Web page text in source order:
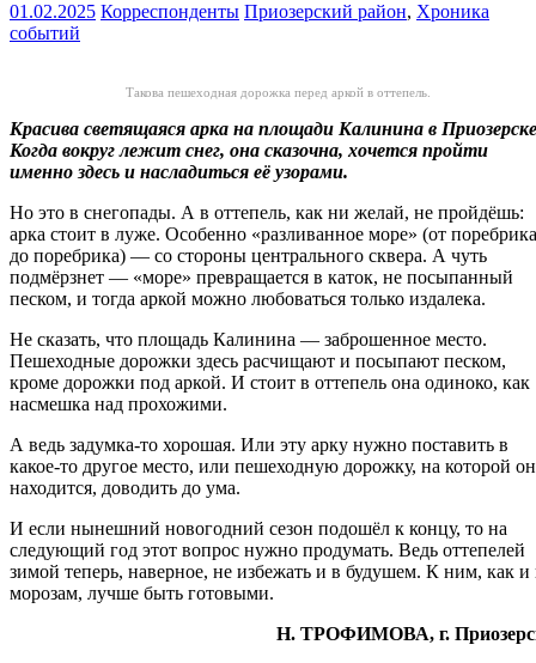
01.02.2025 Корреспонденты Приозерский район, Хроника
событий
Такова пешеходная дорожка перед аркой в оттепель.
Красива светящаяся арка на площади Калинина в
Когда вокруг лежит снег, она сказочна, хочется пройти
именно здесь и насладиться её узорами.
Но это в снегопады. А в оттепель, как ни желай, не пройдёшь:
арка стоит в луже. Особенно «разливанное море» (от поребрика
до поребрика) — со стороны центрального сквера. А чуть
подмёрзнет — «море» превращается в каток, не посыпанный
песком, и тогда аркой можно любоваться только издалека.
Не сказать, что площадь Калинина — заброшенное место.
Пешеходные дорожки здесь расчищают и посыпают песком,
кроме дорожки под аркой. И стоит в оттепель она одиноко, как
насмешка над прохожими.
А ведь задумка-то хорошая. Или эту арку нужно поставить в
какое-то другое место, или пешеходную дорожку, на которой
находится, доводить до ума.
И если нынешний новогодний сезон подошёл к концу, то на
следующий год этот вопрос нужно продумать. Ведь оттепелей
зимой теперь, наверное, не избежать и в будушем. К ним, как и
морозам, лучше быть готовыми.
Н. ТРОФИМОВА, г.